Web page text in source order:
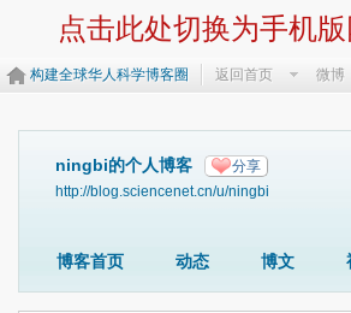
点击此处切换为手机
构建全球华人科学博客圈 返回首页 微博
ningbi的个人博客 分享
http://blog.sciencenet.cn/u/ningbi
博客首页 动态 博文